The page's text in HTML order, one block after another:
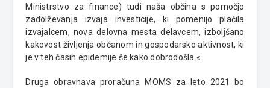
Ministrstvo za finance) tudi naša občina s pomočjo
zadolževanja izvaja investicije, ki pomenijo plačila
izvajalcem, nova delovna mesta delavcem, izboljšano
kakovost življenja občanom in gospodarsko aktivnost, ki
je v teh časih epidemije še kako dobrodošla.«
Druga obravnava proračuna MOMS za leto 2021 bo